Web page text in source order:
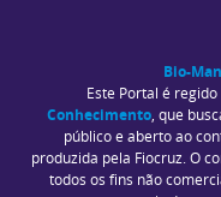
Bio-
Este Portal é regido
Conhecimento , que
público e aberto ao
produzida pela Fiocruz. O
todos os fins não